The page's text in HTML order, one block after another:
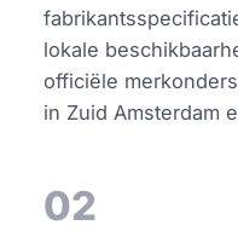
lokale
officiële
in Zuid Amsterdam
02